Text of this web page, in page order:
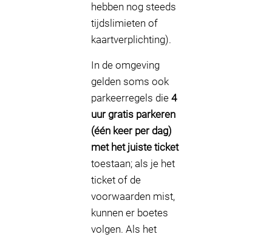
hebben nog steeds
tijdslimieten of
kaartverplichting).
In de omgeving
gelden soms ook
parkeerregels die 4
uur gratis parkeren
(één keer per dag)
met het juiste ticket
toestaan; als je het
ticket of de
voorwaarden mist,
kunnen er boetes
volgen. Als het